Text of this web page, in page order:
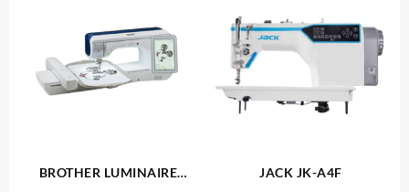
BROTHER LUMINAIRE
JACK JK-A4F